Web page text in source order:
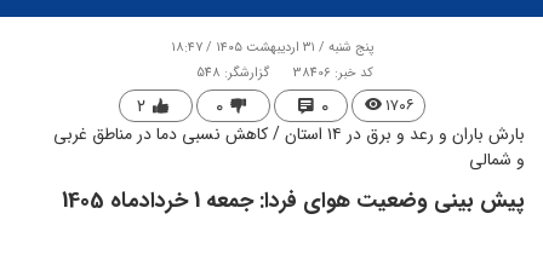
پنج شنبه / ۳۱ اردیبهشت ۱۴۰۵ / ۱۸:۴۷
کد خبر: 38406
گزارشگر: 548
۱۷۰۶ ۰ ۰ ۲
بارش باران و رعد و برق در ۱۴ استان / کاهش نسبی دما در مناطق غربی
و شمالی
پیش بینی وضعیت هوای فردا: جمعه 1 خردادماه 1405